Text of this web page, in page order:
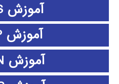
آموزش EDIUS
آموزش EMTP
آموزش ePLAN